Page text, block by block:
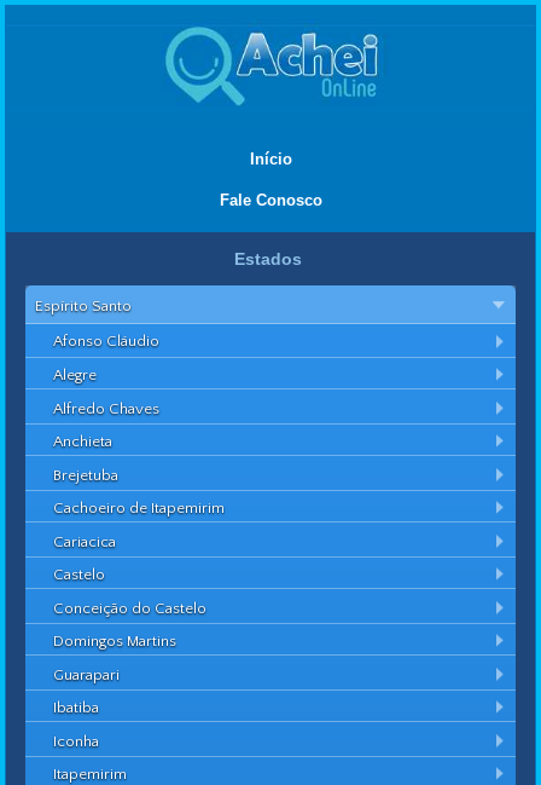
Início
Fale Conosco
Estados
Espírito Santo
Afonso Cláudio
Alegre
Alfredo Chaves
Anchieta
Brejetuba
Cachoeiro de Itapemirim
Cariacica
Castelo
Conceição do Castelo
Domingos Martins
Guarapari
Ibatiba
Iconha
Itapemirim